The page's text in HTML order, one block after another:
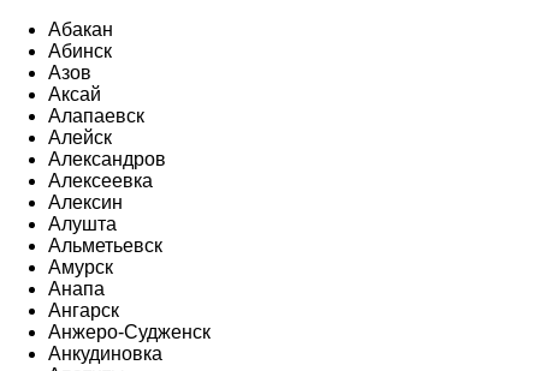
Абакан
Абинск
Азов
Аксай
Алапаевск
Алейск
Александров
Алексеевка
Алексин
Алушта
Альметьевск
Амурск
Анапа
Ангарск
Анжеро-Судженск
Анкудиновка